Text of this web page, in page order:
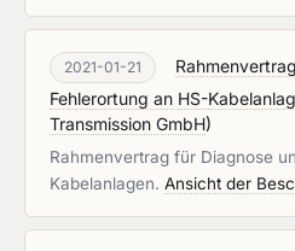
2021-01-21
Fehlerortung an HS-
Transmission GmbH)
Rahmenvertrag für Diagnose
Kabelanlagen. Ansicht der